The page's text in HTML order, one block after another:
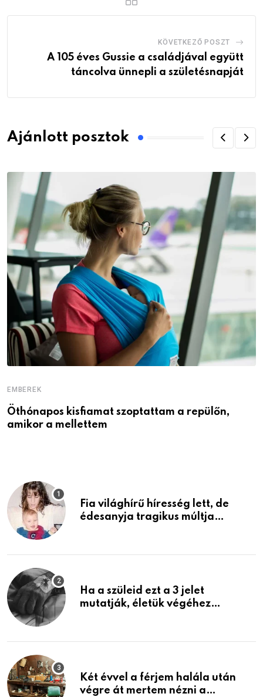
KÖVETKEZŐ POSZT
A 105 éves Gussie a családjával együtt
táncolva ünnepli a születésnapját
Ajánlott posztok
EMBEREK
Öthónapos kisfiamat szoptattam a repülőn,
amikor a mellettem
Fia világhírű híresség lett, de
édesanyja tragikus múltja
Ha a szüleid ezt a 3 jelet
mutatják, életük végéhez
Két évvel a férjem halála után
végre át mertem nézni a